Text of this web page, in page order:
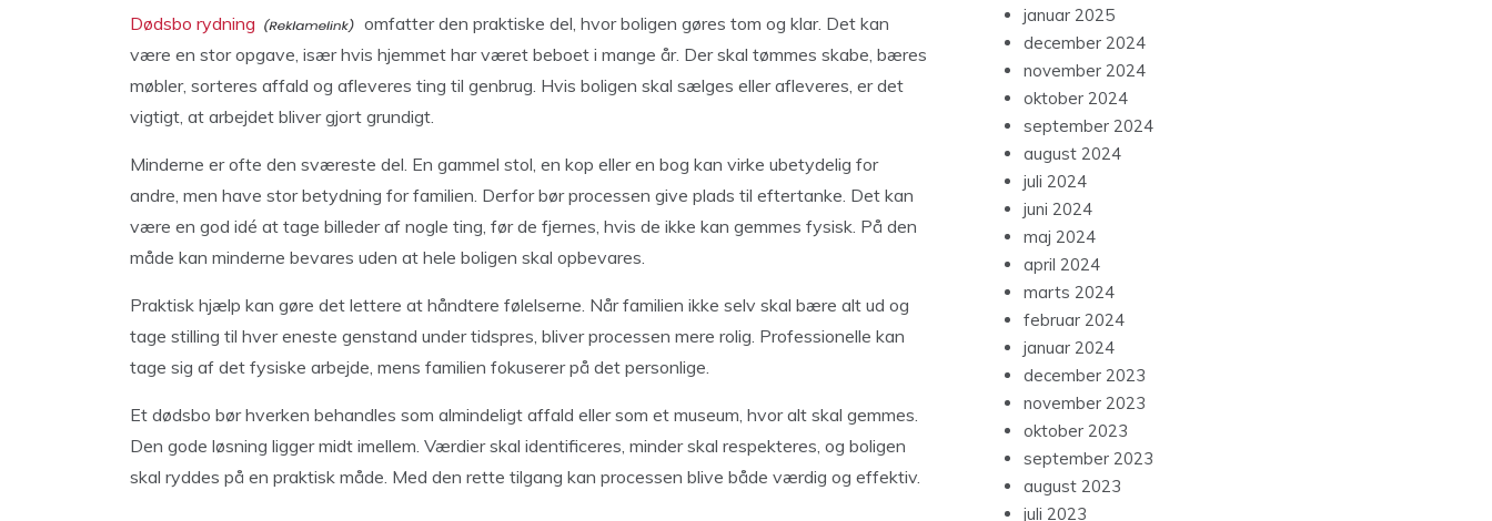
Dødsbo rydning
omfatter den praktiske del, hvor boligen gøres tom og klar. Det kan
være en stor opgave, især hvis hjemmet har været beboet i mange år. Der skal tømmes skabe, bæres
møbler, sorteres affald og afleveres ting til genbrug. Hvis boligen skal sælges eller afleveres, er det
vigtigt, at arbejdet bliver gjort grundigt.
Minderne er ofte den sværeste del. En gammel stol, en kop eller en bog kan virke ubetydelig for
andre, men have stor betydning for familien. Derfor bør processen give plads til eftertanke. Det kan
være en god idé at tage billeder af nogle ting, før de fjernes, hvis de ikke kan gemmes fysisk. På den
måde kan minderne bevares uden at hele boligen skal opbevares.
Praktisk hjælp kan gøre det lettere at håndtere følelserne. Når familien ikke selv skal bære alt ud og
tage stilling til hver eneste genstand under tidspres, bliver processen mere rolig. Professionelle kan
tage sig af det fysiske arbejde, mens familien fokuserer på det personlige.
Et dødsbo bør hverken behandles som almindeligt affald eller som et museum, hvor alt skal gemmes.
Den gode løsning ligger midt imellem. Værdier skal identificeres, minder skal respekteres, og boligen
skal ryddes på en praktisk måde. Med den rette tilgang kan processen blive både værdig og effektiv.
januar 2025
december 2024
november 2024
oktober 2024
september 2024
august 2024
juli 2024
juni 2024
maj 2024
april 2024
marts 2024
februar 2024
januar 2024
december 2023
november 2023
oktober 2023
september 2023
august 2023
juli 2023